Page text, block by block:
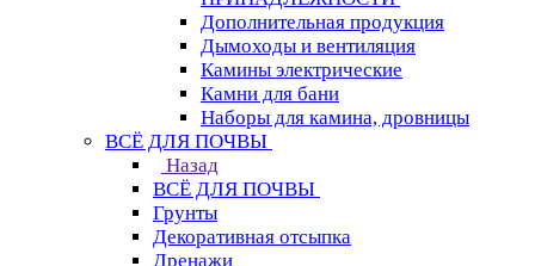
Дополнительная продукция
Дымоходы и вентиляция
Камины электрические
Камни для бани
Наборы для камина, дровницы
ВСЁ ДЛЯ ПОЧВЫ
Назад
ВСЁ ДЛЯ ПОЧВЫ
Грунты
Декоративная отсыпка
Дренажи